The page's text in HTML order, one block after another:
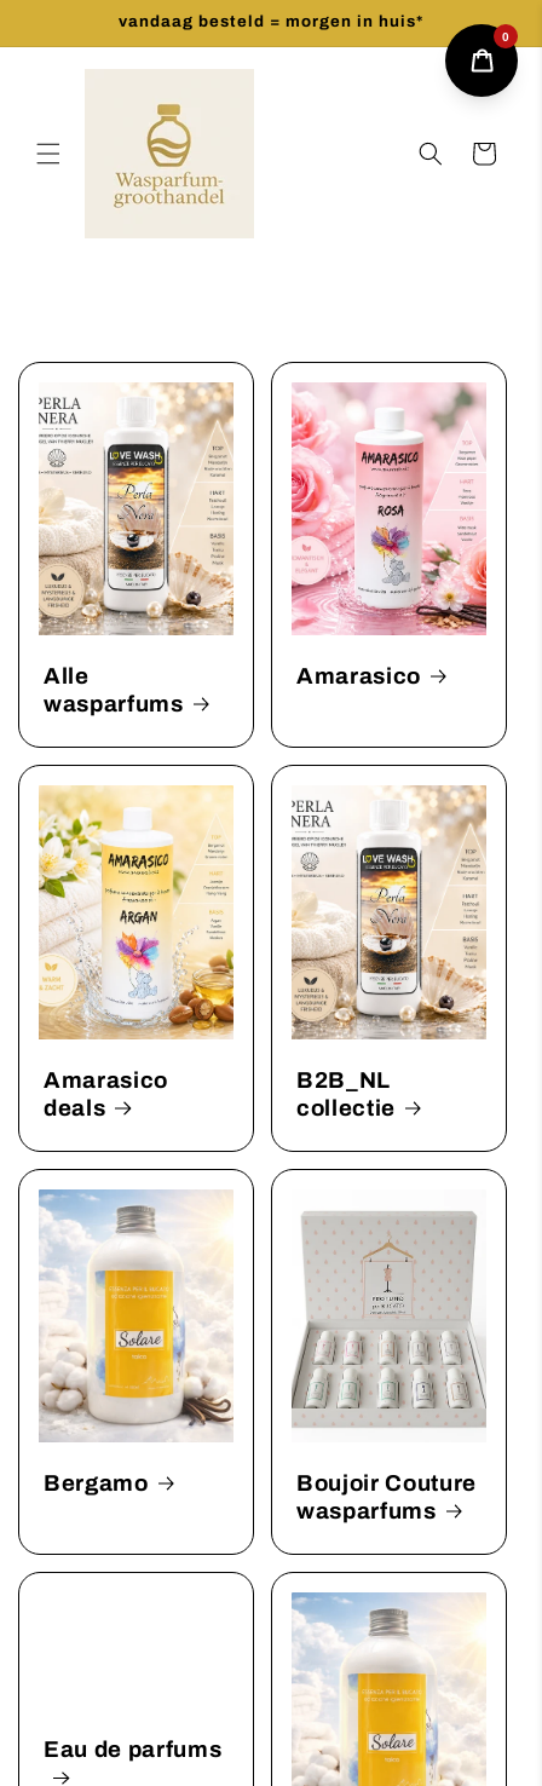
content
vandaag besteld = morgen in huis*
Winkelwagen
Alle
wasparfums
Amarasico
Amarasico
deals
B2B_NL
collectie
Bergamo
Boujoir Couture
wasparfums
Eau de parfums
0